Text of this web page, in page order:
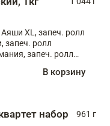
XL, запеч. ролл
запеч. ролл
запеч. ролл
В корзину
набор
961 г